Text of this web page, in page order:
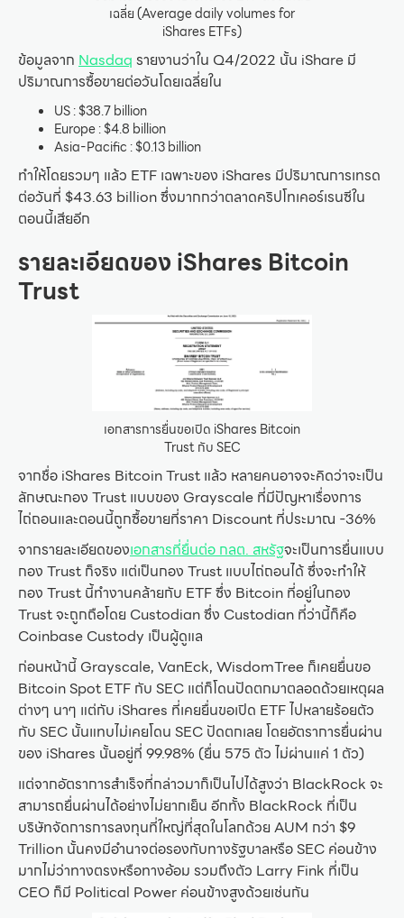
เฉลี่ย (Average daily volumes for
iShares ETFs)
ข้อมูลจาก Nasdaq รายงานว่าใน Q4/2022 นั้น iShare มี
ปริมาณการซื้อขายต่อวันโดยเฉลี่ยใน
US : $38.7 billion
Europe : $4.8 billion
Asia-Pacific : $0.13 billion
ทำให้โดยรวมๆ แล้ว ETF เฉพาะของ iShares มีปริมาณการเทรด
ต่อวันที่ $43.63 billion ซึ่งมากกว่าตลาดคริปโทเคอร์เรนซีใน
ตอนนี้เสียอีก
รายละเอียดของ iShares Bitcoin
Trust
เอกสารการยื่นขอเปิด iShares Bitcoin
Trust กับ SEC
จากชื่อ iShares Bitcoin Trust แล้ว หลายคนอาจจะคิดว่าจะเป็น
ลักษณะกอง Trust แบบของ Grayscale ที่มีปัญหาเรื่องการ
ไถ่ถอนและตอนนี้ถูกซื้อขายที่ราคา Discount ที่ประมาณ -36%
จากรายละเอียดของเอกสารที่ยื่นต่อ กลต. สหรัฐจะเป็นการยื่นแบบ
กอง Trust ก็จริง แต่เป็นกอง Trust แบบไถ่ถอนได้ ซึ่งจะทำให้
กอง Trust นี้ทำงานคล้ายกับ ETF ซึ่ง Bitcoin ที่อยู่ในกอง
Trust จะถูกถือโดย Custodian ซึ่ง Custodian ที่ว่านี้ก็คือ
Coinbase Custody เป็นผู้ดูแล
ก่อนหน้านี้ Grayscale, VanEck, WisdomTree ก็เคยยื่นขอ
Bitcoin Spot ETF กับ SEC แต่ก็โดนปัดตกมาตลอดด้วยเหตุผล
ต่างๆ นาๆ แต่กับ iShares ที่เคยยื่นขอเปิด ETF ไปหลายร้อยตัว
กับ SEC นั้นแทบไม่เคยโดน SEC ปัดตกเลย โดยอัตราการยื่นผ่าน
ของ iShares นั้นอยู่ที่ 99.98% (ยื่น 575 ตัว ไม่ผ่านแค่ 1 ตัว)
แต่จากอัตราการสำเร็จที่กล่าวมาก็เป็นไปได้สูงว่า BlackRock จะ
สามารถยื่นผ่านได้อย่างไม่ยากเย็น อีกทั้ง BlackRock ที่เป็น
บริษัทจัดการการลงทุนที่ใหญ่ที่สุดในโลกด้วย AUM กว่า $9
Trillion นั้นคงมีอำนาจต่อรองกับทางรัฐบาลหรือ SEC ค่อนข้าง
มากไม่ว่าทางตรงหรือทางอ้อม รวมถึงตัว Larry Fink ที่เป็น
CEO ก็มี Political Power ค่อนข้างสูงด้วยเช่นกัน